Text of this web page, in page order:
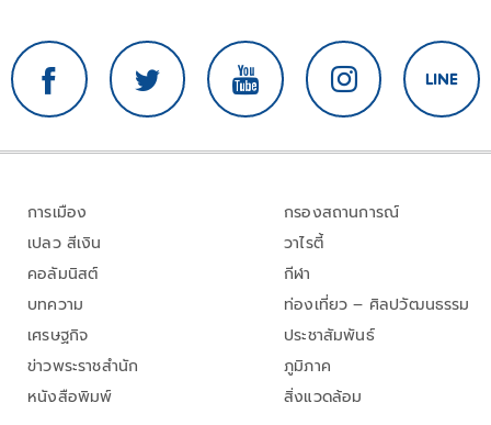
การเมือง
เปลว สีเงิน
คอลัมนิสต์
บทความ
เศรษฐกิจ
ข่าวพระราชสำนัก
หนังสือพิมพ์
กรองสถานการณ์
วาไรตี้
กีฬา
ท่องเที่ยว – ศิลปวัฒนธรรม
ประชาสัมพันธ์
ภูมิภาค
สิ่งแวดล้อม